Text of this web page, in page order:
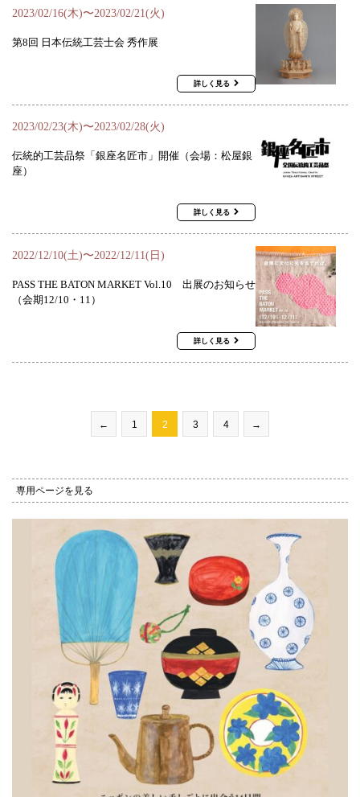
2023/02/16(木)〜2023/02/21(火)
第8回 日本伝統工芸士会 秀作展
詳しく見る
2023/02/23(木)〜2023/02/28(火)
伝統的工芸品祭「銀座名匠市」開催（会場：松屋銀
座）
詳しく見る
2022/12/10(土)〜2022/12/11(日)
PASS THE BATON MARKET Vol.10 出展のお知らせ
（会期12/10・11）
詳しく見る
← 1 2 3 4 →
専用ページを見る